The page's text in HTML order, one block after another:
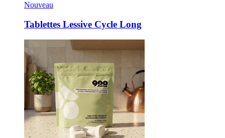
Nouveau
Tablettes Lessive Cycle Long